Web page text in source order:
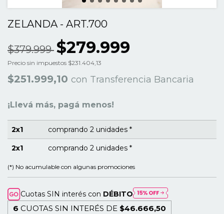
ZELANDA - ART.700
$379.999 $279.999
Precio sin impuestos $231.404,13
$251.999,10 con Transferencia Bancaria
¡Llevá más, pagá menos!
2x1 comprando 2 unidades *
2x1 comprando 2 unidades *
(*) No acumulable con algunas promociones
Cuotas SIN interés con DÉBITO
6 CUOTAS SIN INTERÉS DE $46.666,50